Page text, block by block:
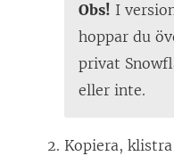
Obs! I
hoppar du
privat
eller inte.
Kopiera,